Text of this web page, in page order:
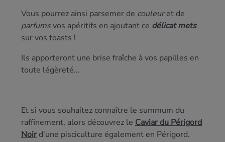
Vous pourrez ainsi parsemer de couleuret de
parfumsvos apéritifs en ajoutant ce délicat mets
sur vos toasts !
Ils apporteront une brise fraîche à vos papilles en
toute légèreté...
Et si vous souhaitez connaître le summum du
raffinement, alors découvrez le Caviar du Périgord
Noir d'une pisciculture également en Périgord.